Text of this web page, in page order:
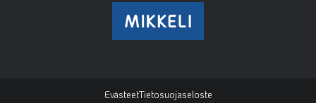
EvästeetTietosuojaseloste